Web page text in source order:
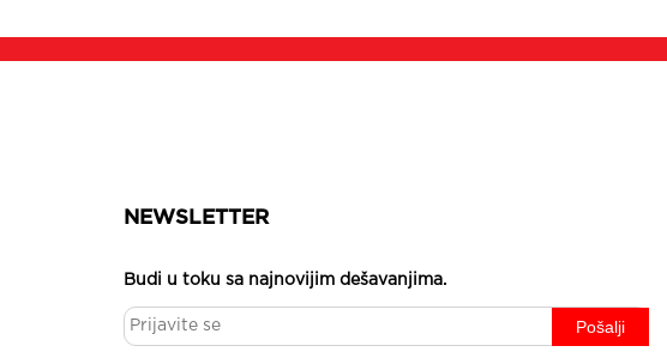
NEWSLETTER
Budi u toku sa najnovijim dešavanjima.